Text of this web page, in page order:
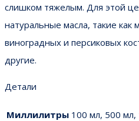
слишком тяжелым. Для этой
натуральные масла, такие как
виноградных и персиковых
другие.
Детали
Миллилитры 100 мл, 500 мл,